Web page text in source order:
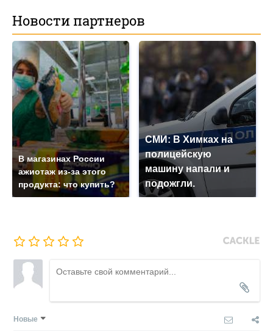
Новости партнеров
В магазинах России
ажиотаж из-за этого
продукта: что купить?
СМИ: В Химках на
полицейскую
машину напали и
подожгли.
Новые